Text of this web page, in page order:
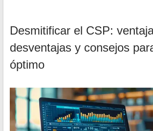
Desmitificar el CSP:
desventajas y consejos
óptimo